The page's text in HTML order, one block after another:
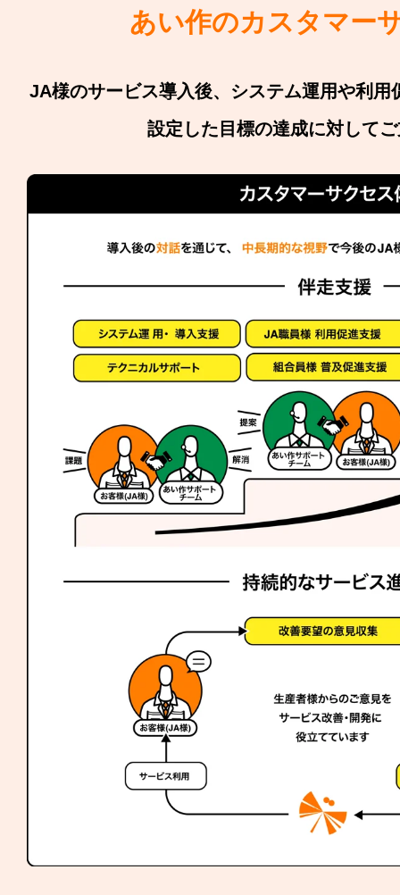
あい作のカスタマー
JA様のサービス導入後、システム運用や利用
設定した目標の達成に対して